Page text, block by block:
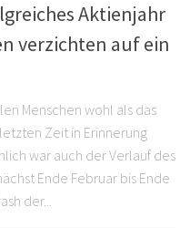
Aktienjahr
verzichten auf ein
Menschen wohl als das
Zeit in Erinnerung
war auch der Verlauf des
Ende Februar bis Ende
der...